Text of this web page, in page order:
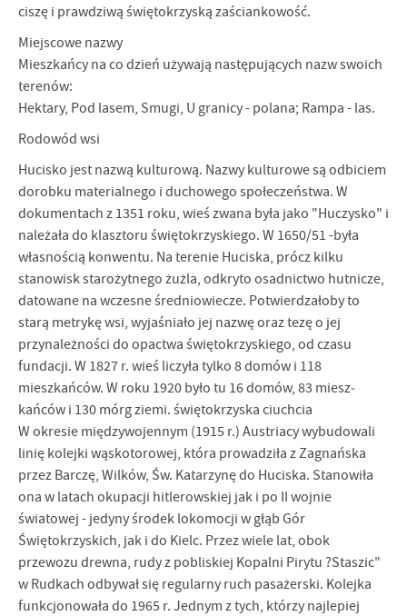
ciszę i prawdziwą świętokrzyską zaściankowość.
Miejscowe nazwy
Mieszkańcy na co dzień używają następujących nazw swoich
terenów:
Hektary, Pod lasem, Smugi, U granicy - polana; Rampa - las.
Rodowód wsi
Hucisko jest nazwą kulturową. Nazwy kulturowe są odbiciem
dorobku mate­rialnego i duchowego społeczeństwa. W
dokumentach z 1351 roku, wieś zwana była jako "Huczysko" i
należała do klasztoru świętokrzyskiego. W 1650/51 -była
własnością konwentu. Na terenie Huciska, prócz kilku
stanowisk starożytnego żużla, odkryto osadnictwo hutnicze,
datowane na wczesne średniowiecze. Po­twierdzałoby to
starą metrykę wsi, wyjaśniało jej nazwę oraz tezę o jej
przyna­leżności do opactwa świętokrzyskiego, od czasu
fundacji. W 1827 r. wieś liczyła tylko 8 domów i 118
mieszkańców. W roku 1920 było tu 16 domów, 83 miesz­
kańców i 130 mórg ziemi. świętokrzyska ciuchcia
W okresie międzywojennym (1915 r.) Austriacy wybudowali
linię kolejki wąskotorowej, która prowadziła z Zagnańska
przez Barczę, Wilków, Św. Ka­tarzynę do Huciska. Stanowiła
ona w latach okupacji hitlerowskiej jak i po II wojnie
światowej - jedyny środek lokomocji w głąb Gór
Świętokrzyskich, jak i do Kielc. Przez wiele lat, obok
przewozu drewna, rudy z pobliskiej Kopalni Pirytu ?Staszic"
w Rudkach odbywał się regularny ruch pasażerski. Kolejka
funk­cjonowała do 1965 r. Jednym z tych, którzy najlepiej